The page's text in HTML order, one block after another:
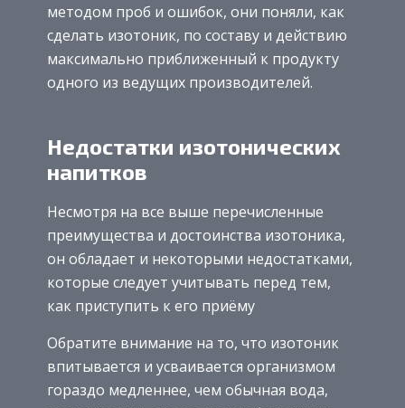
методом проб и ошибок, они поняли, как
сделать изотоник, по составу и действию
максимально приближенный к продукту
одного из ведущих производителей.
Недостатки изотонических
напитков
Несмотря на все выше перечисленные
преимущества и достоинства изотоника,
он обладает и некоторыми недостатками,
которые следует учитывать перед тем,
как приступить к его приёму
Обратите внимание на то, что изотоник
впитывается и усваивается организмом
гораздо медленнее, чем обычная вода,